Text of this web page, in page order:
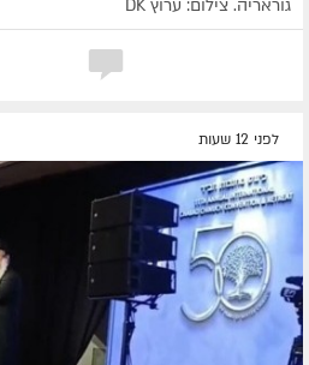
גוראריה. צילום: ערוץ DK
לפני 12 שעות